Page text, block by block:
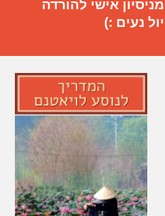
אישי להורדה
נעים :)